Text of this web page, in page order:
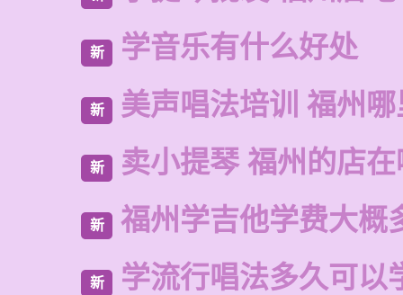
新 学音乐有什么好处
新 美声唱法培训 福州
新 卖小提琴 福州的店
新 福州学吉他学费大概
新 学流行唱法多久可以